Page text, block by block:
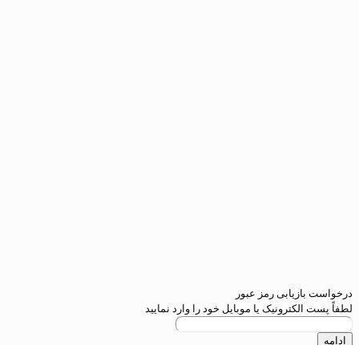
رمز عبور
یا موبایل خود را وارد نمایید